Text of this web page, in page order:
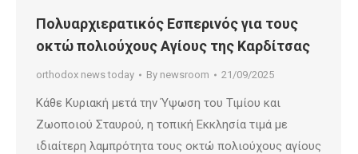
Πολυαρχιερατικός Εσπερινός για τους
οκτώ πολιούχους Αγίους της Καρδίτσας
orthodox news today By newsroom 21/09/2025
Κάθε Κυριακή μετά την Ύψωση του Τιμίου και
Ζωοποιού Σταυρού, η τοπική Εκκλησία τιμά με
ιδιαίτερη λαμπρότητα τους οκτώ πολιούχους αγίους